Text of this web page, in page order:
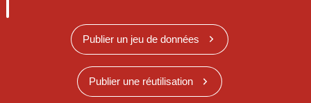
Publier un jeu de données
Publier une réutilisation